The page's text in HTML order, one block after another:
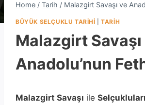
Home / Tarih / Malazgirt Savaşı ve
BÜYÜK SELÇUKLU TARIHI |TARIH
Malazgirt Savaşı
Anadolu’nun
Malazgirt Savaşı ile